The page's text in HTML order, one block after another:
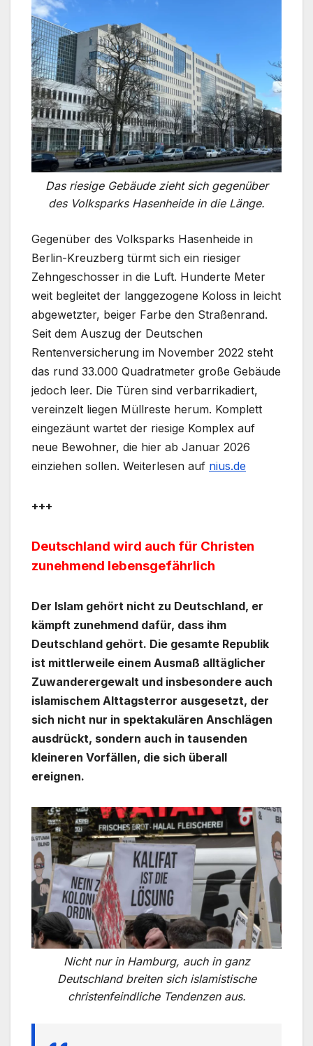
Das riesige Gebäude zieht sich gegenüber
des Volksparks Hasenheide in die Länge.
Gegenüber des Volksparks Hasenheide in
Berlin-Kreuzberg türmt sich ein riesiger
Zehngeschosser in die Luft. Hunderte Meter
weit begleitet der langgezogene Koloss in leicht
abgewetzter, beiger Farbe den Straßenrand.
Seit dem Auszug der Deutschen
Rentenversicherung im November 2022 steht
das rund 33.000 Quadratmeter große Gebäude
jedoch leer. Die Türen sind verbarrikadiert,
vereinzelt liegen Müllreste herum. Komplett
eingezäunt wartet der riesige Komplex auf
neue Bewohner, die hier ab Januar 2026
einziehen sollen. Weiterlesen auf nius.de
+++
Deutschland wird auch für Christen
zunehmend lebensgefährlich
Der Islam gehört nicht zu Deutschland, er
kämpft zunehmend dafür, dass ihm
Deutschland gehört. Die gesamte Republik
ist mittlerweile einem Ausmaß alltäglicher
Zuwanderergewalt und insbesondere auch
islamischem Alttagsterror ausgesetzt, der
sich nicht nur in spektakulären Anschlägen
ausdrückt, sondern auch in tausenden
kleineren Vorfällen, die sich überall
ereignen.
Nicht nur in Hamburg, auch in ganz
Deutschland breiten sich islamistische
christenfeindliche Tendenzen aus.